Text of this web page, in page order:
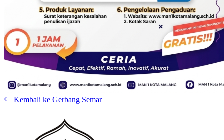
Kembali ke Gerbang Semar